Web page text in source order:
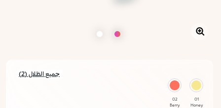
جميع الظلال (2)
01
Honey
02
Berry